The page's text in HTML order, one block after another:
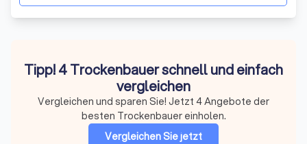
Tipp! 4 Trockenbauer schnell und einfach
vergleichen
Vergleichen und sparen Sie! Jetzt 4 Angebote der
besten Trockenbauer einholen.
Vergleichen Sie jetzt